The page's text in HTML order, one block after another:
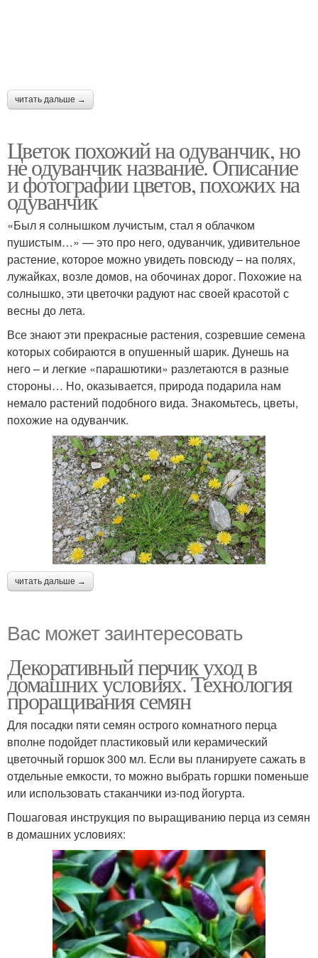
читать дальше →
Цветок похожий на одуванчик, но
не одуванчик название. Описание
и фотографии цветов, похожих на
одуванчик
«Был я солнышком лучистым, стал я облачком
пушистым…» — это про него, одуванчик, удивительное
растение, которое можно увидеть повсюду – на полях,
лужайках, возле домов, на обочинах дорог. Похожие на
солнышко, эти цветочки радуют нас своей красотой с
весны до лета.
Все знают эти прекрасные растения, созревшие семена
которых собираются в опушенный шарик. Дунешь на
него – и легкие «парашютики» разлетаются в разные
стороны… Но, оказывается, природа подарила нам
немало растений подобного вида. Знакомьтесь, цветы,
похожие на одуванчик.
читать дальше →
Вас может заинтересовать
Декоративный перчик уход в
домашних условиях. Технология
проращивания семян
Для посадки пяти семян острого комнатного перца
вполне подойдет пластиковый или керамический
цветочный горшок 300 мл. Если вы планируете сажать в
отдельные емкости, то можно выбрать горшки поменьше
или использовать стаканчики из-под йогурта.
Пошаговая инструкция по выращиванию перца из семян
в домашних условиях: